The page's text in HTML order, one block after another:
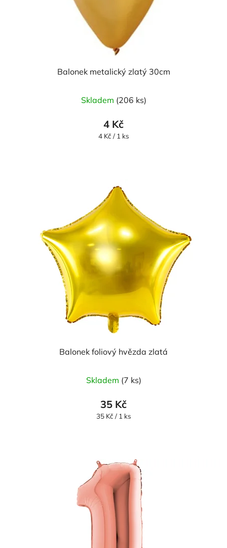
Balonek metalický zlatý 30cm
Skladem (206 ks)
4 Kč
Měrná
4 Kč / 1 ks
Balonek foliový hvězda zlatá
Skladem (7 ks)
35 Kč
Měrná
35 Kč / 1 ks